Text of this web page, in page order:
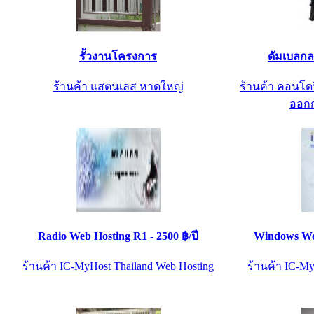
รั้วงานโครงการ
ร้านค้า แสตนเลส หาดใหญ่
ดัมเบลก
ร้านค้า คอนโด
ออก
Radio Web Hosting R1 - 2500 ฿/ปี
ร้านค้า IC-MyHost Thailand Web Hosting
Windows
ร้านค้า IC-